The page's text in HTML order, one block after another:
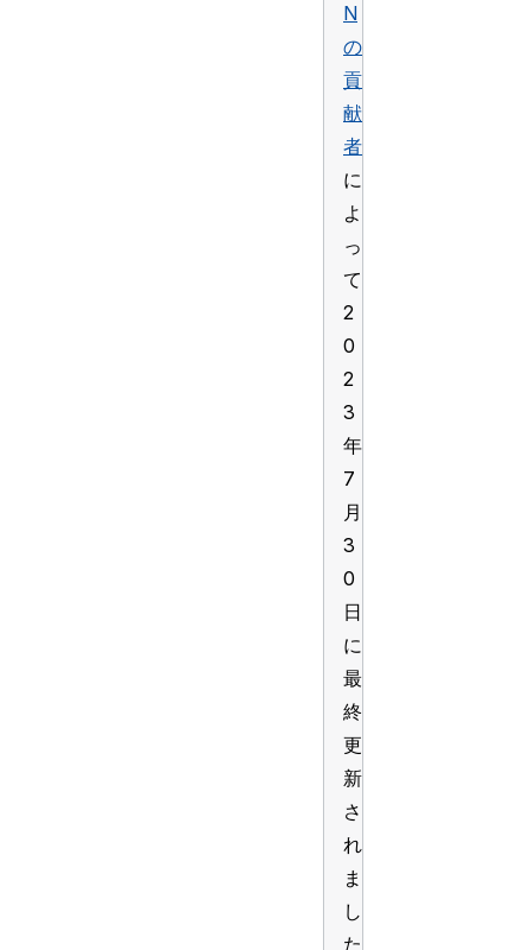
N
の
貢
献
者
に
よ
っ
て
2
0
2
3
年
7
月
3
0
日
に
最
終
更
新
さ
れ
ま
し
た